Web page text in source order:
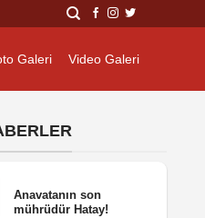
Galeri Video Galeri
Anavatanın son
mührüdür Hatay!